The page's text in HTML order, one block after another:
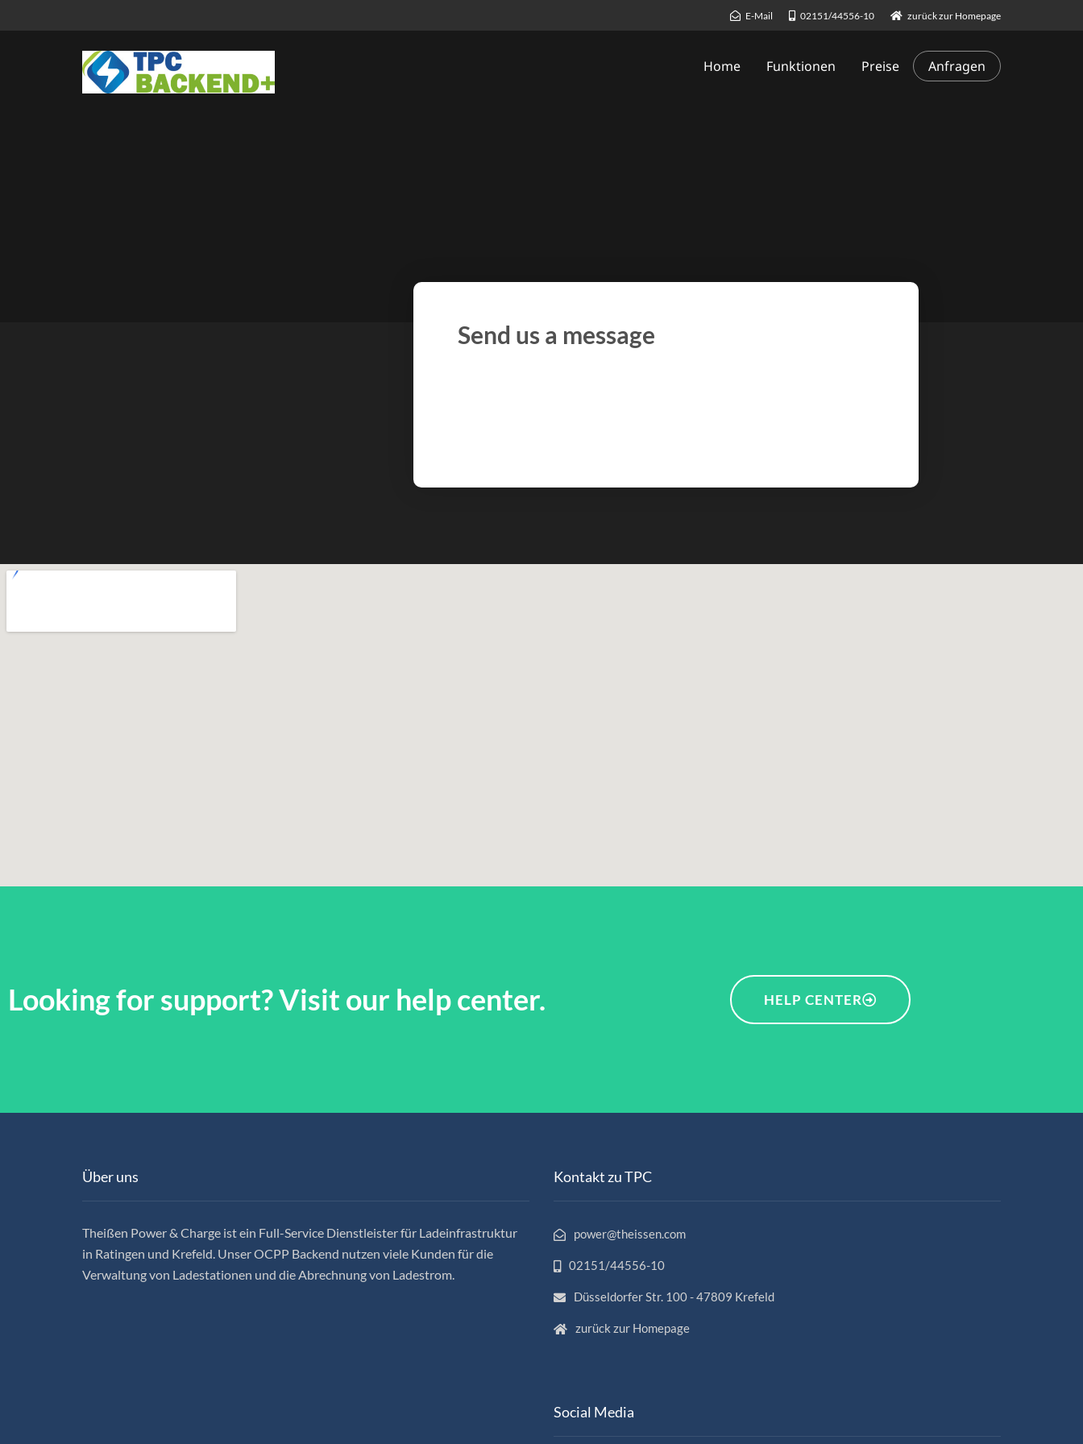
E-Mail 02151/44556-10 zurück zur Homepage
Home Funktionen Preise Anfragen
Send us a message
Looking for support? Visit our help center. HELP CENTER
Über uns
Theißen Power & Charge ist ein Full-Service Dienstleister für Ladeinfrastruktur
in Ratingen und Krefeld. Unser OCPP Backend nutzen viele Kunden für die
Verwaltung von Ladestationen und die Abrechnung von Ladestrom.
Kontakt zu TPC
power@theissen.com
02151/44556-10
Düsseldorfer Str. 100 - 47809 Krefeld
zurück zur Homepage
Social Media